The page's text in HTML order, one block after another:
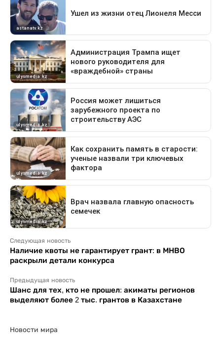
Следующая новость
Наличие квоты не гарантирует грант: в МНВО
раскрыли детали конкурса
Предыдущая новость
Шанс для тех, кто не прошел: акиматы регионов
выделяют более 2 тыс. грантов в Казахстане
Новости мира